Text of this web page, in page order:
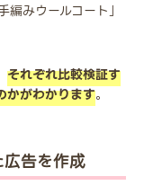
みウールコート」
それぞれ比較検証す
かがわかります。
告を作成